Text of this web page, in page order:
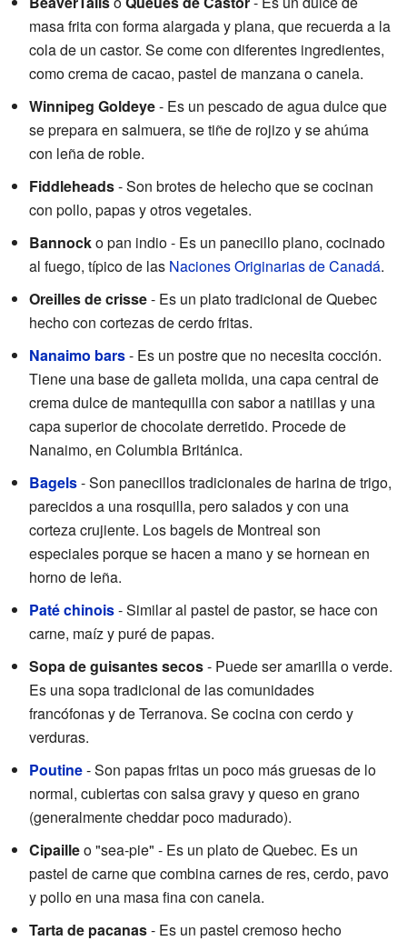
masa frita con forma alargada y plana, que recuerda a la
cola de un castor. Se come con diferentes ingredientes,
como crema de cacao, pastel de manzana o canela.
Winnipeg Goldeye- Es un pescado de agua dulce que
se prepara en salmuera, se tiñe de rojizo y se ahúma
con leña de roble.
Fiddleheads- Son brotes de helecho que se cocinan
con pollo, papas y otros vegetales.
Bannocko pan indio - Es un panecillo plano, cocinado
al fuego, típico de las Naciones Originarias de Canadá.
Oreilles de crisse- Es un plato tradicional de Quebec
hecho con cortezas de cerdo fritas.
Nanaimo bars- Es un postre que no necesita cocción.
Tiene una base de galleta molida, una capa central de
crema dulce de mantequilla con sabor a natillas y una
capa superior de chocolate derretido. Procede de
Nanaimo, en Columbia Británica.
Bagels- Son panecillos tradicionales de harina de trigo,
parecidos a una rosquilla, pero salados y con una
corteza crujiente. Los bagels de Montreal son
especiales porque se hacen a mano y se hornean en
horno de leña.
Paté chinois- Similar al pastel de pastor, se hace con
carne, maíz y puré de papas.
Sopa de guisantes secos- Puede ser amarilla o verde.
Es una sopa tradicional de las comunidades
francófonas y de Terranova. Se cocina con cerdo y
verduras.
Poutine- Son papas fritas un poco más gruesas de lo
normal, cubiertas con salsa gravy y queso en grano
(generalmente cheddar poco madurado).
Cipailleo "sea-pie" - Es un plato de Quebec. Es un
pastel de carne que combina carnes de res, cerdo, pavo
y pollo en una masa fina con canela.
Tarta de pacanas- Es un pastel cremoso hecho